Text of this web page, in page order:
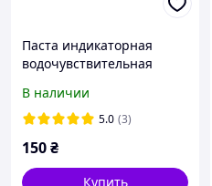
Паста индикаторная
водочувствительная
В наличии
5.0 (3)
150₴
Купить